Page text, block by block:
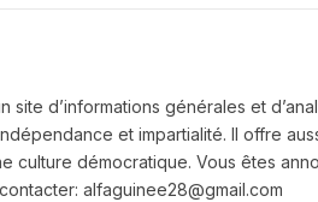
site d’informations générales et
et impartialité. Il offre
culture démocratique. Vous êtes
alfaguinee28@gmail.com